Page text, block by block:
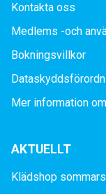
Kontakta oss
Medlems -och
Bokningsvillkor
Mer information
AKTUELLT
Klädshop